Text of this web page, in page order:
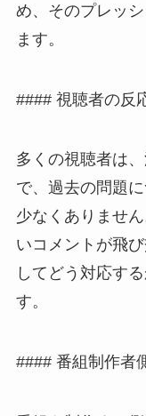
め、そのプレッ
ます。
#### 視聴者の反
多くの視聴者は
で、過去の問題
少なくありませ
いコメントが飛
してどう対応す
す。
#### 番組制作者